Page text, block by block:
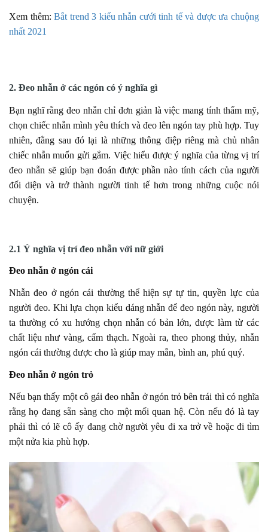
Xem thêm:Bắt trend 3 kiểu nhẫn cưới tinh tế và được ưa chuộng
nhất 2021
2. Đeo nhẫn ở các ngón có ý nghĩa gì
Bạn nghĩ rằng đeo nhẫn chỉ đơn giản là việc mang tính thẩm mỹ,
chọn chiếc nhẫn mình yêu thích và đeo lên ngón tay phù hợp. Tuy
nhiên, đằng sau đó lại là những thông điệp riêng mà chủ nhân
chiếc nhẫn muốn gửi gắm. Việc hiểu được ý nghĩa của từng vị trí
đeo nhẫn sẽ giúp bạn đoán được phần nào tính cách của người
đối diện và trở thành người tinh tế hơn trong những cuộc nói
chuyện.
2.1 Ý nghĩa vị trí đeo nhẫn với nữ giới
Đeo nhẫn ở ngón cái
Nhẫn đeo ở ngón cái thường thể hiện sự tự tin, quyền lực của
người đeo. Khi lựa chọn kiểu dáng nhẫn để đeo ngón này, người
ta thường có xu hướng chọn nhẫn có bản lớn, được làm từ các
chất liệu như vàng, cẩm thạch. Ngoài ra, theo phong thủy, nhẫn
ngón cái thường được cho là giúp may mắn, bình an, phú quý.
Đeo nhẫn ở ngón trỏ
Nếu bạn thấy một cô gái đeo nhẫn ở ngón trỏ bên trái thì có nghĩa
rằng họ đang sẵn sàng cho một mối quan hệ. Còn nếu đó là tay
phải thì có lẽ cô ấy đang chờ người yêu đi xa trở về hoặc đi tìm
một nửa kia phù hợp.